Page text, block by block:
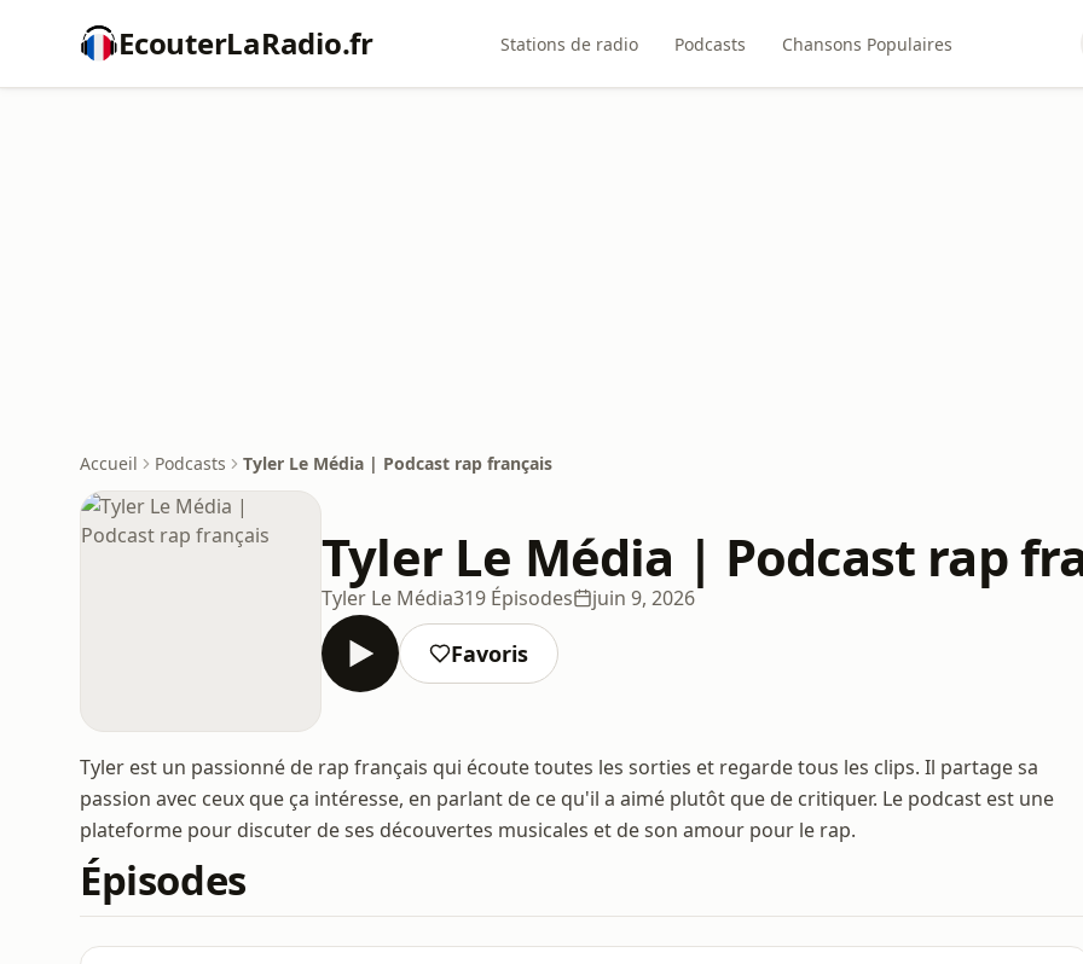
EcouterLaRadio.fr Stations de radio Podcasts Chansons Populaires
Accueil Podcasts Tyler Le Média | Podcast rap français
Tyler Le Média | Podcast rap
Tyler Le Média319 Épisodes juin 9, 2026
Favoris
Tyler est un passionné de rap français qui écoute toutes les sorties et regarde tous les clips. Il partage sa
passion avec ceux que ça intéresse, en parlant de ce qu'il a aimé plutôt que de critiquer. Le podcast est une
plateforme pour discuter de ses découvertes musicales et de son amour pour le rap.
Épisodes